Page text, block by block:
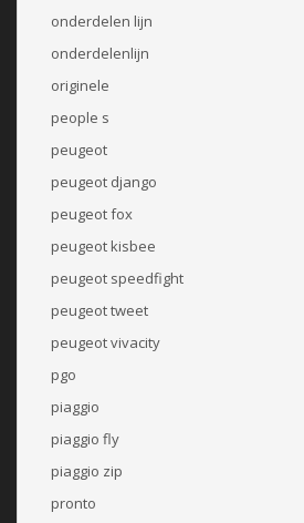
onderdelen lijn
onderdelenlijn
originele
people s
peugeot
peugeot django
peugeot fox
peugeot kisbee
peugeot speedfight
peugeot tweet
peugeot vivacity
pgo
piaggio
piaggio fly
piaggio zip
pronto